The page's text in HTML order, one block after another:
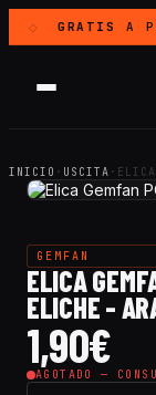
◇ GRATISA
INICIO · USCITA ·
GEMFAN
ELICA
ELICHE -
1,90€
AGOTADO —